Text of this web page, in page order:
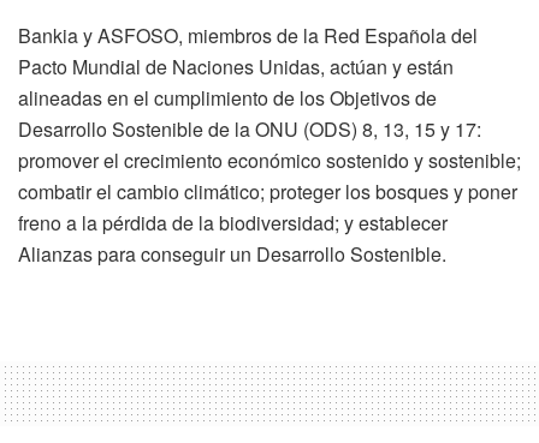
Bankia y ASFOSO, miembros de la Red Española del
Pacto Mundial de Naciones Unidas, actúan y están
alineadas en el cumplimiento de los Objetivos de
Desarrollo Sostenible de la ONU (ODS) 8, 13, 15 y 17:
promover el crecimiento económico sostenido y sostenible;
combatir el cambio climático; proteger los bosques y poner
freno a la pérdida de la biodiversidad; y establecer
Alianzas para conseguir un Desarrollo Sostenible.